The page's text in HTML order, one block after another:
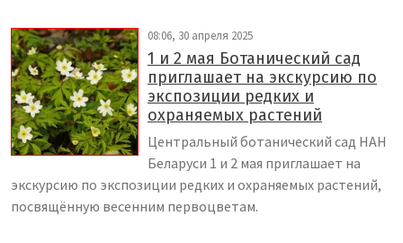
08:06, 30 апреля 2025
1 и 2 мая Ботанический сад
приглашает на экскурсию по
экспозиции редких и
охраняемых растений
Центральный ботанический сад НАН
Беларуси 1 и 2 мая приглашает на
экскурсию по экспозиции редких и охраняемых растений,
посвящённую весенним первоцветам.